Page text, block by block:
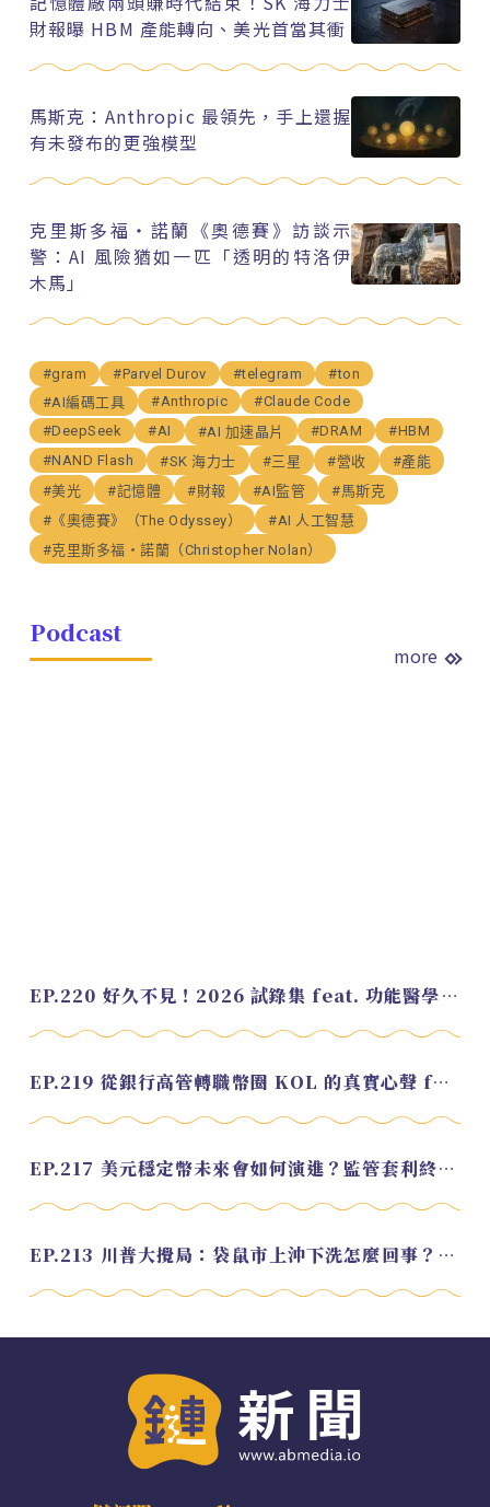
財報曝 HBM 產能轉向、美光首當其衝
馬斯克：Anthropic 最領先，手上還握
有未發布的更強模型
克里斯多福・諾蘭《奧德賽》訪談示
警：AI 風險猶如一匹「透明的特洛伊
木馬」
#gram #Parvel Durov #telegram
#ton
#AI編碼工具
#Anthropic
#Claude Code
#DeepSeek
#AI #AI 加速晶片 #DRAM
#HBM
#NAND Flash
#SK 海力士 #三星 #營收
#產能
#美光
#記憶體 #財報 #AI監管
#馬斯克
#《奧德賽》（The Odyssey）
#AI 人工智慧
#克里斯多福・諾蘭（Christopher Nolan）
Podcast
more
EP.220 好久不見！2026 試錄集 feat. 功能醫學營養師 美寶
EP.219 從銀行高管轉職幣圈 KOL 的真實心聲 feat.龜大
EP.217 美元穩定幣未來會如何演進？監管套利終將收斂？feat. 研究員 余哲安
EP.213 川普大攪局：袋鼠市上沖下洗怎麼回事？feat. Alvin